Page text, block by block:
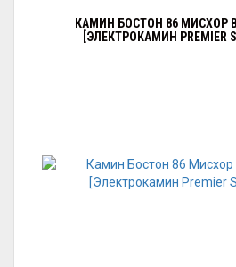
КАМИН БОСТОН 86 МИСХОР
[ЭЛЕКТРОКАМИН PREMIER